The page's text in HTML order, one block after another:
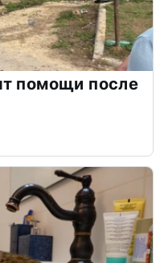
помощи после